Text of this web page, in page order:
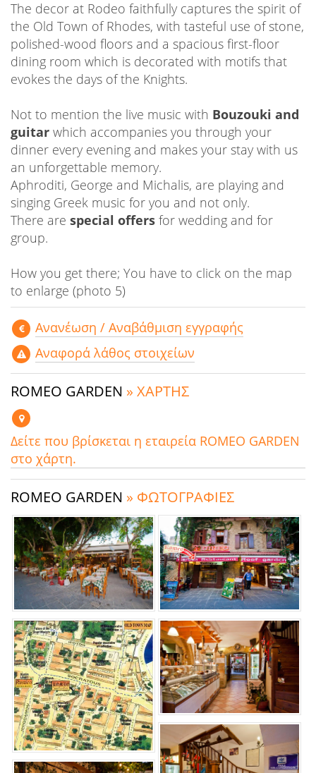
The decor at Rodeo faithfully captures the spirit of
the Old Town of Rhodes, with tasteful use of stone,
polished-wood floors and a spacious first-floor
dining room which is decorated with motifs that
evokes the days of the Knights.
Not to mention the live music with Bouzouki and
guitar which accompanies you through your
dinner every evening and makes your stay with us
an unforgettable memory.
Aphroditi, George and Michalis, are playing and
singing Greek music for you and not only.
There are special offers for wedding and for
group.
How you get there; You have to click on the map
to enlarge (photo 5)
Aνανέωση / Αναβάθμιση εγγραφής
Αναφορά λάθος στοιχείων
ROMEO GARDEN » ΧΑΡΤΗΣ
Δείτε που βρίσκεται η εταιρεία ROMEO GARDEN
στο χάρτη.
ROMEO GARDEN » ΦΩΤΟΓΡΑΦΙΕΣ